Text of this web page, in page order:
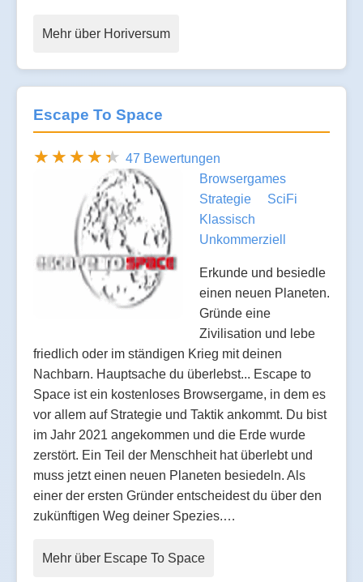
Mehr über Horiversum
Escape To Space
47 Bewertungen
Browsergames
Strategie
SciFi
Klassisch
Unkommerziell
Erkunde und besiedle
einen neuen Planeten.
Gründe eine
Zivilisation und lebe
friedlich oder im ständigen Krieg mit deinen
Nachbarn. Hauptsache du überlebst... Escape to
Space ist ein kostenloses Browsergame, in dem es
vor allem auf Strategie und Taktik ankommt. Du bist
im Jahr 2021 angekommen und die Erde wurde
zerstört. Ein Teil der Menschheit hat überlebt und
muss jetzt einen neuen Planeten besiedeln. Als
einer der ersten Gründer entscheidest du über den
zukünftigen Weg deiner Spezies.…
Mehr über Escape To Space